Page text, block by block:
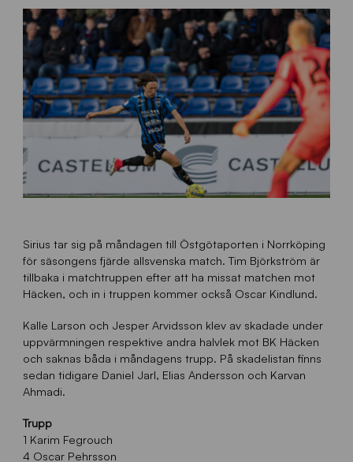
Sirius tar sig på måndagen till Östgötaporten i Norrköping
för säsongens fjärde allsvenska match. Tim Björkström är
tillbaka i matchtruppen efter att ha missat matchen mot
Häcken, och in i truppen kommer också Oscar Kindlund.
Kalle Larson och Jesper Arvidsson klev av skadade under
uppvärmningen respektive andra halvlek mot BK Häcken
och saknas båda i måndagens trupp. På skadelistan finns
sedan tidigare Daniel Jarl, Elias Andersson och Karvan
Ahmadi.
Trupp
1 Karim Fegrouch
4 Oscar Pehrsson